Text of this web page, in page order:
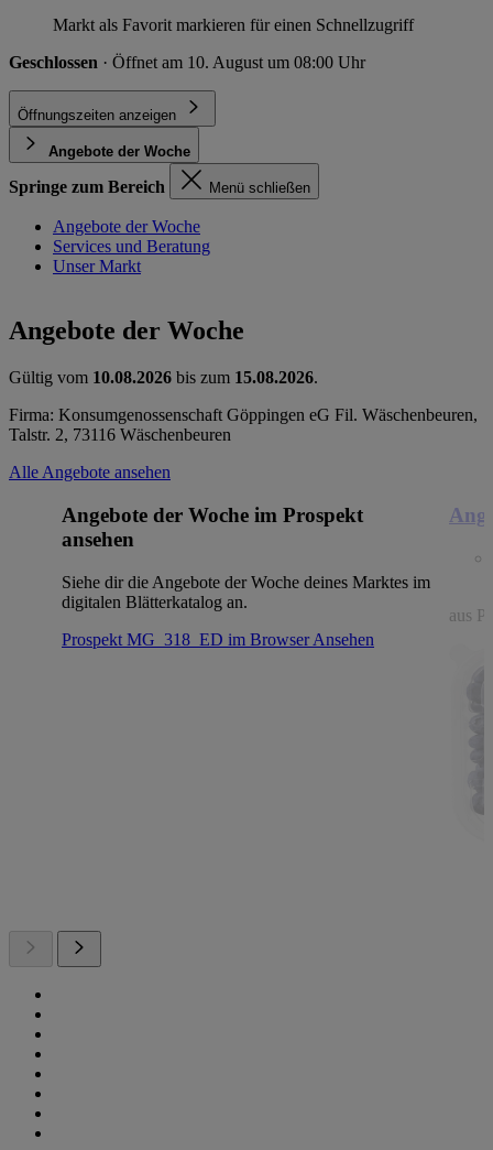
Markt als Favorit markieren für einen Schnellzugriff
Geschlossen · Öffnet am 10. August um 08:00 Uhr
Öffnungszeiten anzeigen
Angebote der Woche
Springe zum Bereich Menü schließen
Angebote der Woche
Services und Beratung
Unser Markt
Angebote der Woche
Gültig vom 10.08.2026 bis zum 15.08.2026.
Firma: Konsumgenossenschaft Göppingen eG Fil. Wäschenbeuren,
Talstr. 2, 73116 Wäschenbeuren
Alle Angebote ansehen
Angebote der Woche im Prospekt
ansehen
Siehe dir die Angebote der Woche deines Marktes im
digitalen Blätterkatalog an.
Prospekt MG_318_ED im BrowserAnsehen
aus